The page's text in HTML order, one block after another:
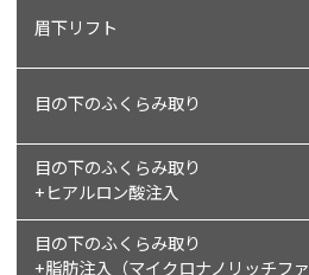
眉下リフト
目の下のふくらみ取り
目の下のふくらみ取り
+ヒアルロン酸注入
目の下のふくらみ取り
+脂肪注入（マイクロナノリッチファ